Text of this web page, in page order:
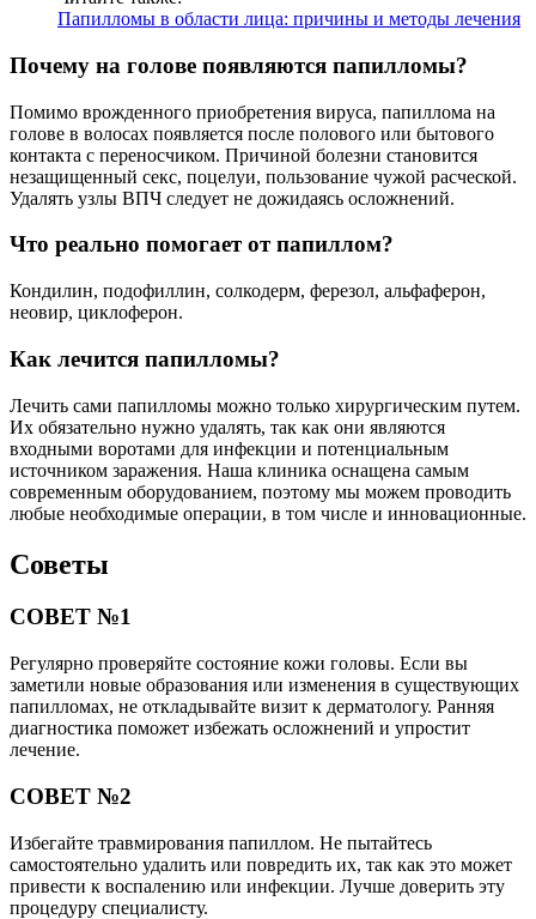
Папилломы в области лица: причины и методы лечения
Почему на голове появляются папилломы?
Помимо врожденного приобретения вируса, папиллома на
голове в волосах появляется после полового или бытового
контакта с переносчиком. Причиной болезни становится
незащищенный секс, поцелуи, пользование чужой расческой.
Удалять узлы ВПЧ следует не дожидаясь осложнений.
Что реально помогает от папиллом?
Кондилин, подофиллин, солкодерм, ферезол, альфаферон,
неовир, циклоферон.
Как лечится папилломы?
Лечить сами папилломы можно только хирургическим путем.
Их обязательно нужно удалять, так как они являются
входными воротами для инфекции и потенциальным
источником заражения. Наша клиника оснащена самым
современным оборудованием, поэтому мы можем проводить
любые необходимые операции, в том числе и инновационные.
Советы
СОВЕТ №1
Регулярно проверяйте состояние кожи головы. Если вы
заметили новые образования или изменения в существующих
папилломах, не откладывайте визит к дерматологу. Ранняя
диагностика поможет избежать осложнений и упростит
лечение.
СОВЕТ №2
Избегайте травмирования папиллом. Не пытайтесь
самостоятельно удалить или повредить их, так как это может
привести к воспалению или инфекции. Лучше доверить эту
процедуру специалисту.